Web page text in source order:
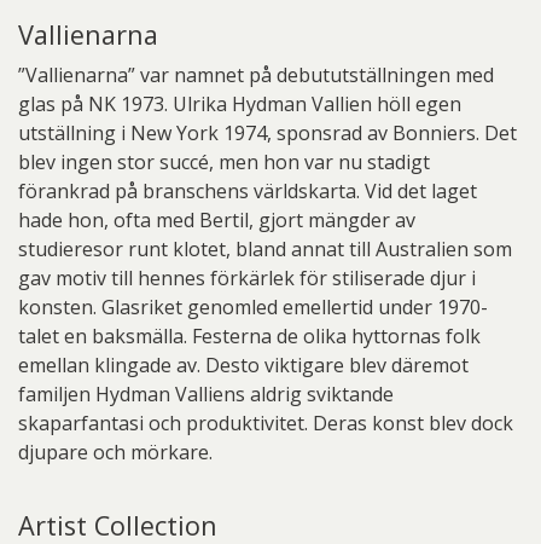
Vallienarna
”Vallienarna” var namnet på debututställningen med
glas på NK 1973. Ulrika Hydman Vallien höll egen
utställning i New York 1974, sponsrad av Bonniers. Det
blev ingen stor succé, men hon var nu stadigt
förankrad på branschens världskarta. Vid det laget
hade hon, ofta med Bertil, gjort mängder av
studieresor runt klotet, bland annat till Australien som
gav motiv till hennes förkärlek för stiliserade djur i
konsten. Glasriket genomled emellertid under 1970-
talet en baksmälla. Festerna de olika hyttornas folk
emellan klingade av. Desto viktigare blev däremot
familjen Hydman Valliens aldrig sviktande
skaparfantasi och produktivitet. Deras konst blev dock
djupare och mörkare.
Artist Collection